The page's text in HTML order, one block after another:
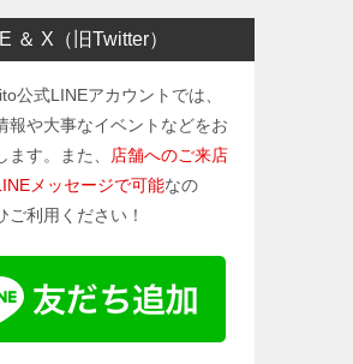
＆ X（旧Twitter）
公式LINEアカウントでは、
報や大事なイベントなどをお
ます。また、
店舗へのご来店
メッセージで可能なの
ご利用ください！